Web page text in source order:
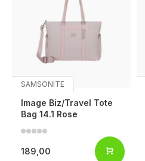
SAMSONITE
Image Biz/Travel Tote
Bag 14.1 Rose
189,00